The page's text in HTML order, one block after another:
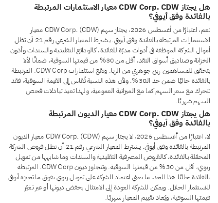
هل يجتاز CDW Corp. CDW معيار الاستثمارات المرتبطة
بالفائدة وفق أيوفي؟
نعم، اعتبارًا من أغسطس 2026، يجتاز سهم CDW Corp. (CDW) معيار
الاستثمارات المرتبطة بالفائدة وفق أيوفي. يشترط المعيار الشرعي رقم 21 أن تظل
أموال الشركة الموظفة في أدوات مدرّة للفائدة، كالودائع التقليدية والسندات وأذون
الخزانة وصناديق أسواق النقد، أقل من 30% من قيمتها السوقية، ضمانًا لألا
يتحقق للمساهمين ربح جوهري من الربا. وتقع استثمارات CDW Corp. المرتبطة
بالفائدة حاليًا ضمن حد الـ30%. ولأن هذه النسبة تُقاس إلى القيمة السوقية، فقد
تتحرك مع سعر السهم كما مع الميزانية العمومية، ولهذا تعيد تبادلات فحص
السهم شهريًا.
هل يجتاز CDW Corp. CDW معيار الديون المرتبطة
بالفائدة وفق أيوفي؟
لا، اعتبارًا من أغسطس 2026، لا يجتاز سهم CDW Corp. (CDW) معيار الديون
المرتبطة بالفائدة وفق أيوفي. يشترط المعيار الشرعي رقم 21 أن تظل قروض الشركة
المحمّلة بالفائدة، كالقروض المصرفية التقليدية والسندات وما شابهها من تمويل
ربوي، أقل من 30% من قيمتها السوقية. وتتجاوز ديون CDW Corp. المرتبطة
بالفائدة حاليًا هذا الحد، ما يعني اعتماد الشركة على تمويل ربوي يفوق ما تجيزه أيوفي
للاستثمار الحلال. ويمكن للشركة العودة إلى الامتثال بخفض ديونها أو عبر تغيّر
قيمتها السوقية، ويُعاد تقييم المعيار شهريًا.